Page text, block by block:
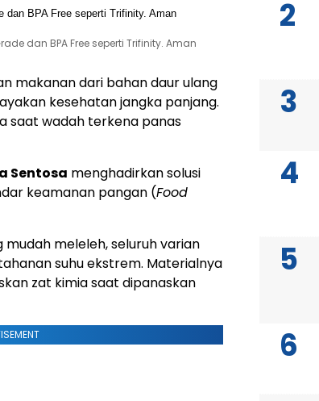
dan BPA Free seperti Trifinity. Aman
makanan dari bahan daur ulang
kesehatan jangka panjang.
saat wadah terkena panas
Sentosa menghadirkan solusi
keamanan pangan (Food
meleleh, seluruh varian
suhu ekstrem. Materialnya
zat kimia saat dipanaskan